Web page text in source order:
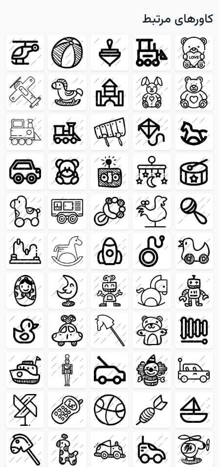
کاورهای مرتبط